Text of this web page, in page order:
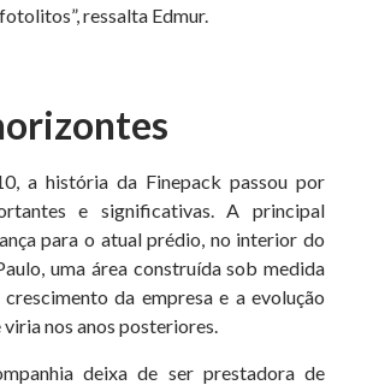
ressalta Edmur.
a história da Finepack passou por
e significativas. A principal
para o atual prédio, no interior do
uma área construída sob medida
da empresa e a evolução
nos anos posteriores.
deixa de ser prestadora de